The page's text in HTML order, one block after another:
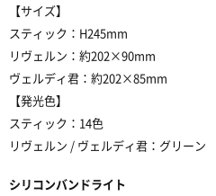
【サイズ】
スティック： H245mm
リヴェルン：約202×90mm
ヴェルディ君：約202×85mm
【発光色】
スティック： 14色
リヴェルン / ヴェルディ君：グリーン
シリコンバンドライト